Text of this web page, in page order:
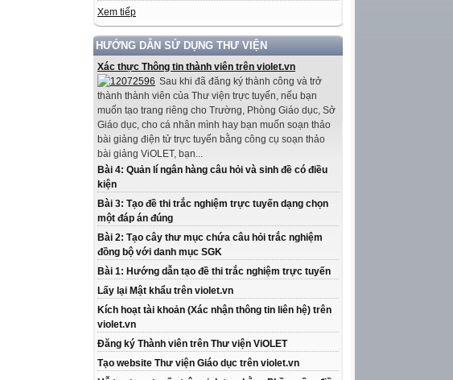
Xem tiếp
HƯỚNG DẪN SỬ DỤNG THƯ VIỆN
Xác thực Thông tin thành viên trên violet.vn
Sau khi đã đăng ký thành công và trở
thành thành viên của Thư viện trực tuyến, nếu bạn
muốn tạo trang riêng cho Trường, Phòng Giáo dục, Sở
Giáo dục, cho cá nhân mình hay bạn muốn soạn thảo
bài giảng điện tử trực tuyến bằng công cụ soạn thảo
bài giảng ViOLET, bạn...
Bài 4: Quản lí ngân hàng câu hỏi và sinh đề có điều
kiện
Bài 3: Tạo đề thi trắc nghiệm trực tuyến dạng chọn
một đáp án đúng
Bài 2: Tạo cây thư mục chứa câu hỏi trắc nghiệm
đồng bộ với danh mục SGK
Bài 1: Hướng dẫn tạo đề thi trắc nghiệm trực tuyến
Lấy lại Mật khẩu trên violet.vn
Kích hoạt tài khoản (Xác nhận thông tin liên hệ) trên
violet.vn
Đăng ký Thành viên trên Thư viện ViOLET
Tạo website Thư viện Giáo dục trên violet.vn